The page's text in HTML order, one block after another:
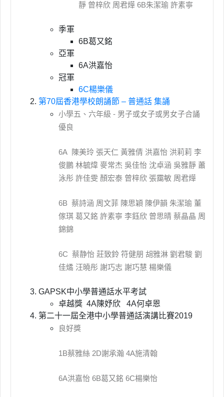
靜 曾梓欣 周君燁 6B朱潔瑜 許素寧
季軍
6B葛又銘
亞軍
6A洪嘉怡
冠軍
6C楊樂儀
第70屆香港學校朗誦節 – 普通話 集誦
小學五、六年級 - 男子或女子或男女子合誦
優良
6A 陳美玲 張天仁 黃雅倩 洪嘉怡 洪莉莉 李
俊鵬 林毓煒 麥常杰 吳佳怡 沈卓涵 吳雅靜 蕭
泳彤 許佳雯 顏宏泰 曾梓欣 張靄敏 周君燁
6B 蔡詩涵 周文菲 陳思穎 陳伊韻 朱潔瑜 董
傢琪 葛又銘 許素寧 李鈺欣 曾思晴 蔡晶晶 周
錦錦
6C 蔡静怡 莊致鈴 符健朋 胡雅淋 劉君駿 劉
佳燏 汪曉彤 謝巧志 謝巧慧 楊樂儀
GAPSK中小學普通話水平考試
卓越獎 4A陳妤欣 4A何卓恩
第二十一屆全港中小學普通話演講比賽2019
良好獎
1B蔡雅絲 2D謝承瀚 4A施清翰
6A洪嘉怡 6B葛又銘 6C楊樂怡